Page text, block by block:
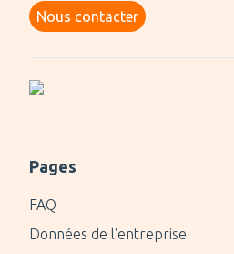
Nous contacter
Pages
FAQ
Données de l'entreprise